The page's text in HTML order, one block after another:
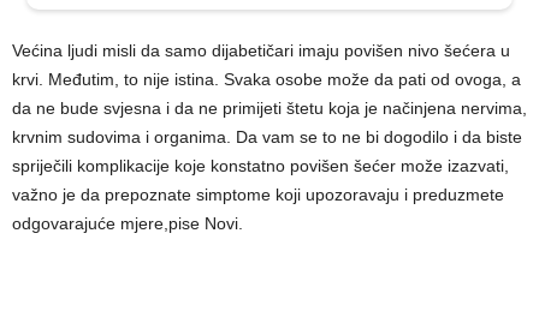
Većina ljudi misli da samo dijabetičari imaju povišen nivo šećera u
krvi. Međutim, to nije istina. Svaka osobe može da pati od ovoga, a
da ne bude svjesna i da ne primijeti štetu koja je načinjena nervima,
krvnim sudovima i organima. Da vam se to ne bi dogodilo i da biste
spriječili komplikacije koje konstatno povišen šećer može izazvati,
važno je da prepoznate simptome koji upozoravaju i preduzmete
odgovarajuće mjere,pise Novi.